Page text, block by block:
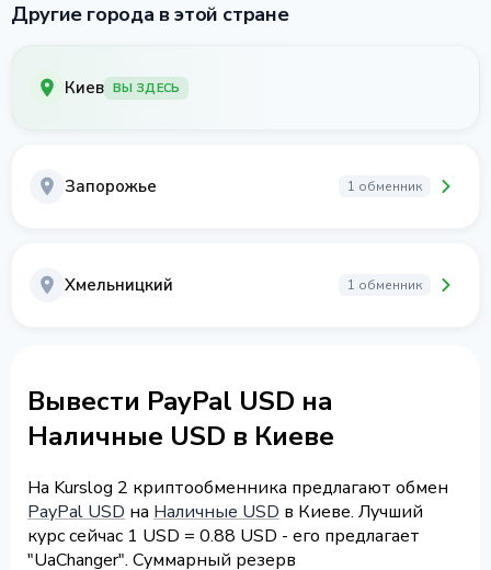
Другие города в этой стране
Киев ВЫ ЗДЕСЬ
Запорожье 1 обменник
Хмельницкий 1 обменник
Вывести PayPal USD на
Наличные USD в Киеве
На Kurslog 2 криптообменника предлагают обмен
PayPal USD на Наличные USD в Киеве. Лучший
курс сейчас 1 USD = 0.88 USD - его предлагает
"UaChanger". Суммарный резерв